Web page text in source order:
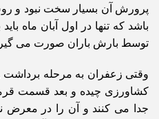
پرورش آن بسیار سخت نبود و
باشد که تنها در اول آبان ماه
توسط بارش باران صورت می
وقتی زعفران به مرحله برداشت
کشاورزی چیده و بعد قسمت
جدا می کنند و آن را در معرض